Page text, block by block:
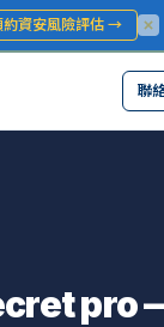
約資安風險評估→
聯
pro